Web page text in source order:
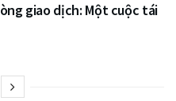
giao dịch: Một cuộc tái